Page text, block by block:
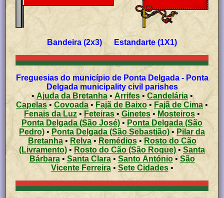
Bandeira (2x3) Estandarte (1X1)
Freguesias do município de Ponta Delgada - Ponta
Delgada municipality civil parishes
•
Ajuda da Bretanha•Arrifes• Candelária•
Capelas • Covoada• Fajã de Baixo • Fajã de Cima•
Fenais da Luz • Feteiras• Ginetes• Mosteiros •
Ponta Delgada (São José)• Ponta Delgada (São
Pedro) • Ponta Delgada (São Sebastião) • Pilar da
Bretanha• Relva• Remédios• Rosto do Cão
(Livramento) • Rosto do Cão (São Roque) • Santa
Bárbara• Santa Clara• Santo António• São
Vicente Ferreira• Sete Cidades•